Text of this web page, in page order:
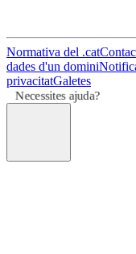
Normativa del .cat
dades d'un domini
privacitatGaletes
Necessites ajuda?